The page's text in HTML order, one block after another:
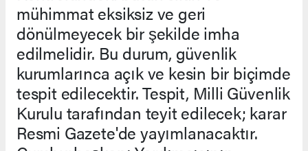
mühimmat eksiksiz ve geri
dönülmeyecek bir şekilde imha
edilmelidir. Bu durum, güvenlik
kurumlarınca açık ve kesin bir biçimde
tespit edilecektir. Tespit, Milli Güvenlik
Kurulu tarafından teyit edilecek; karar
Resmi Gazete'de yayımlanacaktır.